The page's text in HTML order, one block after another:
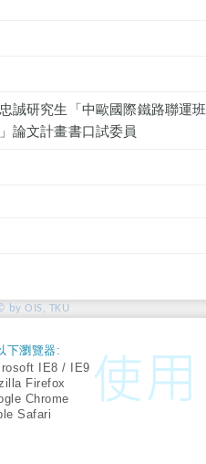
誠研究生「中歐國際鐵路聯運班
論文計畫書口試委員
by OIS, TKU
下瀏覽器:
IE8 / IE9
Firefox
Chrome
Safari